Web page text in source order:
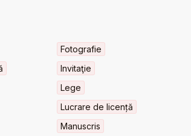
Fotografie
Invitaţie
Lege
Lucrare de licență
Manuscris